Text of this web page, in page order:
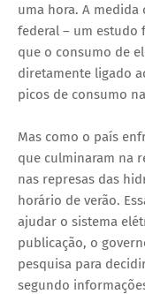
uma hora. A medida
federal – um estudo
que o consumo de
diretamente ligado
picos de consumo
Mas como o país
que culminaram na
nas represas das
horário de verão.
ajudar o sistema
publicação, o
pesquisa para
segundo